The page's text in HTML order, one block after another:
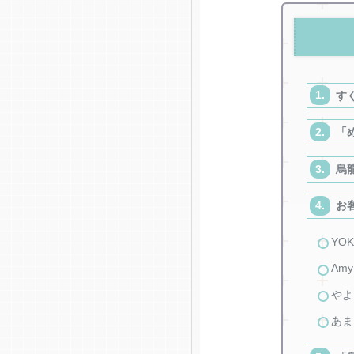
す
烏
お
や
あ